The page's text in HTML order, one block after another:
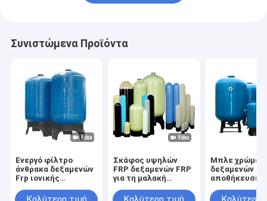
Συνιστώμενα Προϊόντα
Ενεργό φίλτρο
άνθρακα δεξαμενών
Frp ιονικής
αντιοξειδωτικό και
Σκάφος υψηλών
FRP δεξαμενών FRP
για τη μαλακή
Preteatment FRP
Μπλε χρώμα
δεξαμενών
αποθήκευσης
πίεσης